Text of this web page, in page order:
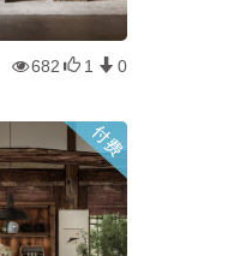
682 1 0